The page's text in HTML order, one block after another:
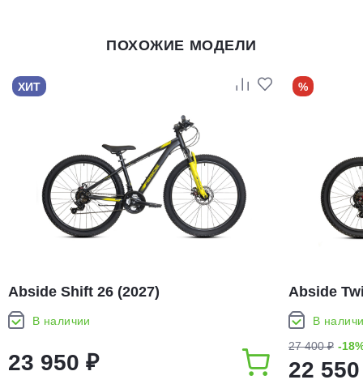
ПОХОЖИЕ МОДЕЛИ
ХИТ
Abside Shift 26 (2027)
В наличии
23 950 ₽
%
Abside
В
27 400 ₽ -
22